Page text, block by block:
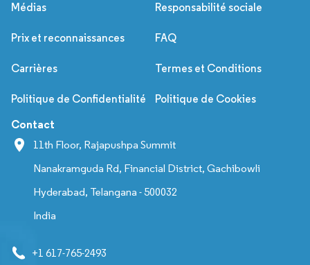
Médias Responsabilité sociale
Prix et reconnaissances FAQ
Carrières Termes et Conditions
Politique de Confidentialité Politique de Cookies
Contact
11th Floor, Rajapushpa Summit
Nanakramguda Rd, Financial District, Gachibowli
Hyderabad, Telangana - 500032
India
+1 617-765-2493